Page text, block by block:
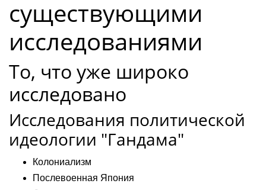
существующими
исследованиями
То, что уже широко
исследовано
Исследования политической
идеологии "Гандама"
Колониализм
Послевоенная Япония